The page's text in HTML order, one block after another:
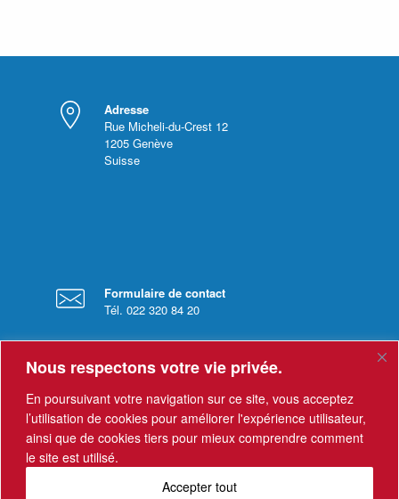
Nous respectons votre vie privée.
En poursuivant votre navigation sur ce site, vous acceptez
l’utilisation de cookies pour améliorer l'expérience utilisateur,
ainsi que de cookies tiers pour mieux comprendre comment
le site est utilisé.
Accepter tout
Adresse
Rue Micheli-du-Crest 12
1205 Genève
Suisse
Formulaire de contact
Tél. 022 320 84 20
Horaires
Le secrétariat est ouvert du lundi au vendredi